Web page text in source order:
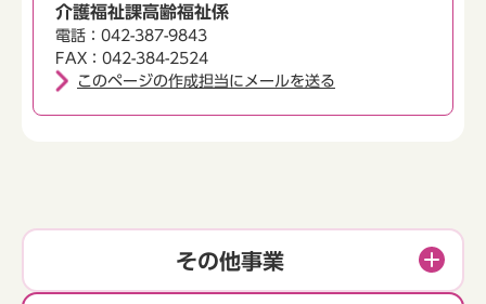
介護福祉課高齢福祉係
電話：042-387-9843
FAX：042-384-2524
このページの作成担当にメールを送る
その他事業